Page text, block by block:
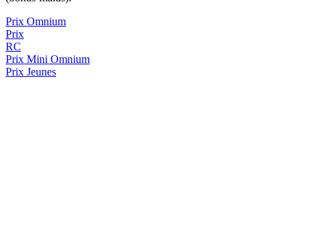
Prix Omnium
Prix
RC
Prix Mini Omnium
Prix Jeunes